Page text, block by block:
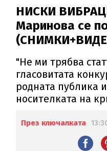
НИСКИ
Маринова се
"Не ми трябва
гласовитата
родната публика
носителката на
През ключалката